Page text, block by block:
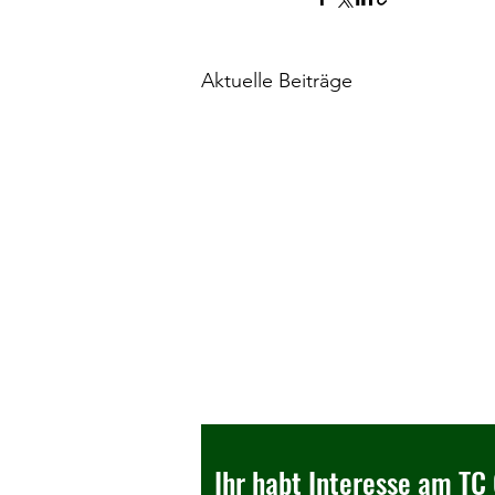
Aktuelle Beiträge
Ihr habt Interesse am